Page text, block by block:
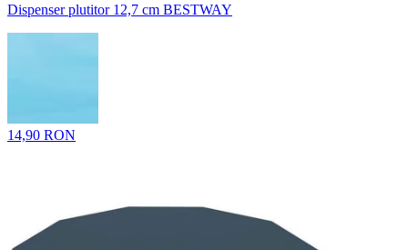
Dispenser plutitor 12,7 cm BESTWAY
14,90 RON